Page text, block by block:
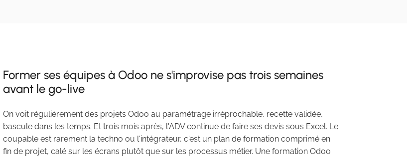
Former ses équipes à Odoo ne s'improvise pas trois semaines
avant le go-live
On voit régulièrement des projets Odoo au paramétrage irréprochable, recette validée,
bascule dans les temps. Et trois mois après, l'ADV continue de faire ses devis sous Excel. Le
coupable est rarement la techno ou l'intégrateur, c'est un plan de formation comprimé en
fin de projet, calé sur les écrans plutôt que sur les processus métier. Une formation Odoo